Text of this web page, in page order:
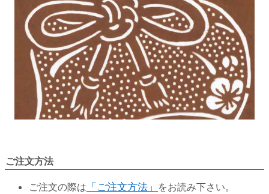
ご注文方法
ご注文の際は 「ご注文方法」 をお読み下さい。